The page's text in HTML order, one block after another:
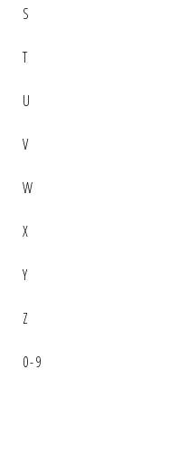
S
T
U
V
W
X
Y
Z
0-9